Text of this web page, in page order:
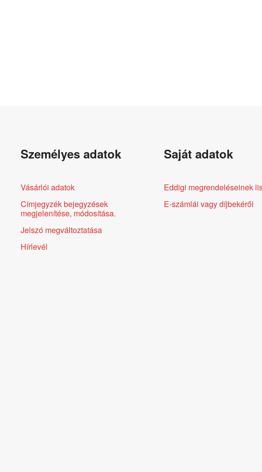
Személyes adatok
Vásárlói adatok
Címjegyzék bejegyzések
megjelenítése, módosítása.
Jelszó megváltoztatása
Hírlevél
Saját adatok
Eddigi megrendeléseinek
E-számlái vagy díjbekérői